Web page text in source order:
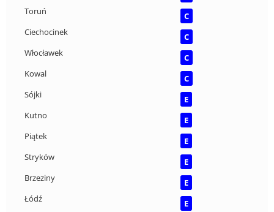
Toruń
C
Ciechocinek
C
Włocławek
C
Kowal
C
Sójki
E
Kutno
E
Piątek
E
Stryków
E
Brzeziny
E
Łódź
E